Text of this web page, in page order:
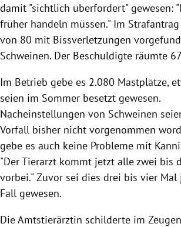
damit "sichtlich überfordert" gewesen:
früher handeln müssen." Im
von 80 mit Bissverletzungen
Schweinen. Der Beschuldigte räumte
Im Betrieb gebe es 2.080 Mastplätze,
seien im Sommer besetzt gewesen.
Nacheinstellungen von Schweinen
Vorfall bisher nicht vorgenommen
gebe es auch keine Probleme mit
"Der Tierarzt kommt jetzt alle zwei bis
vorbei." Zuvor sei dies drei bis vier
Fall gewesen.
Die Amtstierärztin schilderte im